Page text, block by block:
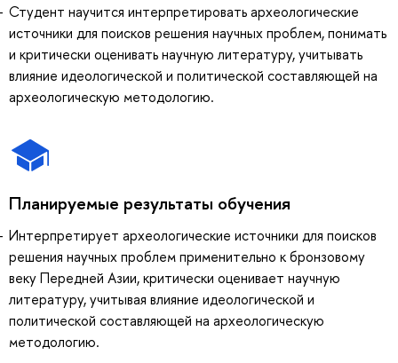
Студент научится интерпретировать археологические
источники для поисков решения научных проблем, понимать
и критически оценивать научную литературу, учитывать
влияние идеологической и политической составляющей на
археологическую методологию.
Планируемые результаты обучения
Интерпретирует археологические источники для поисков
решения научных проблем применительно к бронзовому
веку Передней Азии, критически оценивает научную
литературу, учитывая влияние идеологической и
политической составляющей на археологическую
методологию.